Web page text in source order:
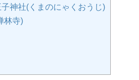
神社(くまのにゃくおうじ)
林寺)